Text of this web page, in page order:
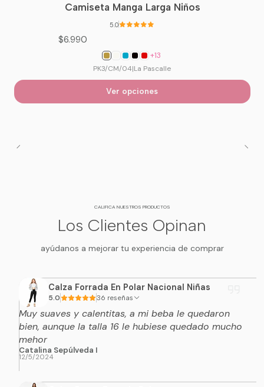
Camiseta Manga Larga Niños
5.0
$6.990
+13
PK3/CM/04|La Pascalle
Ver opciones
CALIFICA NUESTROS PRODUCTOS
Los Clientes Opinan
ayúdanos a mejorar tu experiencia de comprar
Calza Forrada En Polar Nacional Niñas
5.0 36 reseñas
Muy suaves y calentitas, a mi beba le quedaron
bien, aunque la talla 16 le hubiese quedado mucho
mehor
Catalina Sepúlveda I
12/5/2024